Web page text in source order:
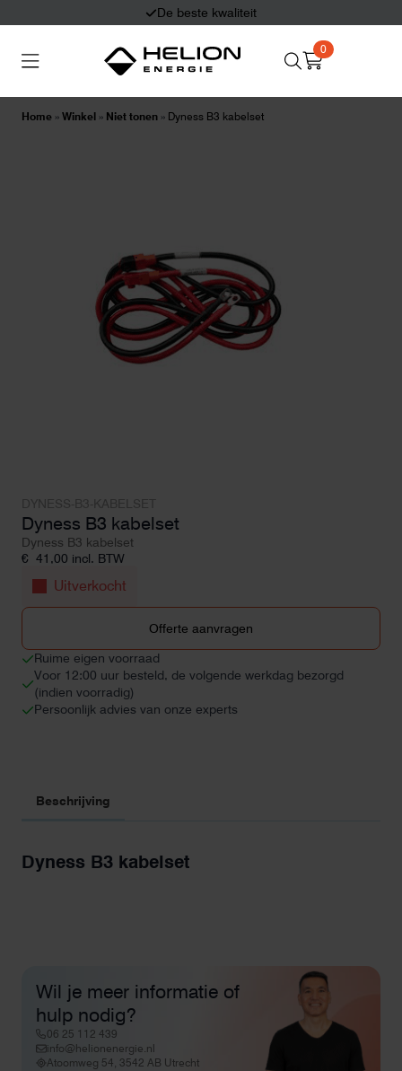
Eerlijk en deskundig advies
0
Home » Winkel » Niet tonen » Dyness B3 kabelset
Dyness B3 kabelset
Dyness B3 kabelset
€ 41,00 incl. BTW
Uitverkocht
Offerte aanvragen
Ruime eigen voorraad
Voor 12:00 uur besteld, de volgende werkdag bezorgd
(indien voorradig)
Persoonlijk advies van onze experts
Beschrijving
Dyness B3 kabelset
Wil je meer informatie of
hulp nodig?
06 25 112 439
info@helionenergie.nl
Atoomweg 54, 3542 AB Utrecht
Thuisbatterijen Zonnepanelen